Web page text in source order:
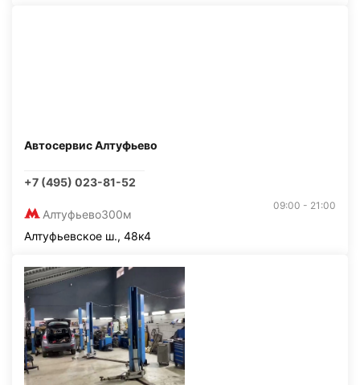
Автосервис Алтуфьево
+7 (495) 023-81-52
Алтуфьево300м
09:00 - 21:00
Алтуфьевское ш., 48к4